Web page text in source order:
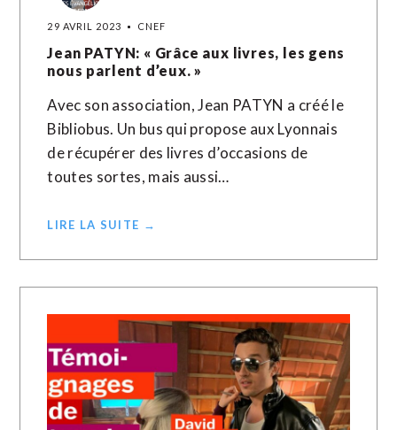
29 AVRIL 2023 CNEF
Jean PATYN: « Grâce aux livres, les gens
nous parlent d’eux. »
Avec son association, Jean PATYN a créé le
Bibliobus. Un bus qui propose aux Lyonnais
de récupérer des livres d’occasions de
toutes sortes, mais aussi…
LIRE LA SUITE →